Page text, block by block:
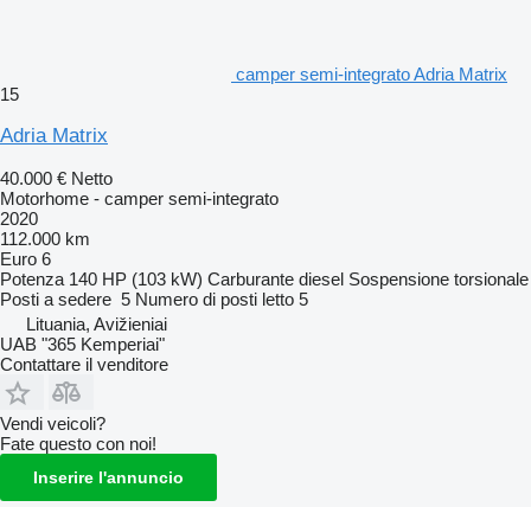
camper semi-integrato Adria Matrix
15
Adria Matrix
40.000 € Netto
Motorhome - camper semi-integrato
2020
112.000 km
Euro 6
Potenza 140 HP (103 kW) Carburante diesel Sospensione torsionale
Posti a sedere 5 Numero di posti letto 5
Lituania, Avižieniai
UAB "365 Kemperiai"
Contattare il venditore
Vendi veicoli?
Fate questo con noi!
Inserire l'annuncio